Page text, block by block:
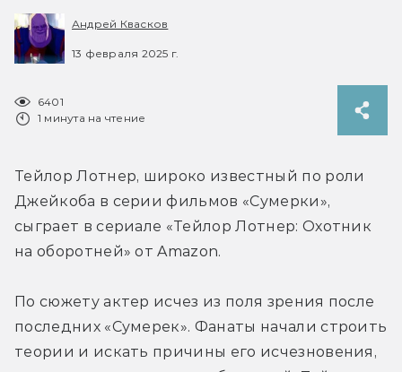
Андрей Квасков
13 февраля 2025 г.
6401
1 минута на чтение
Тейлор Лотнер, широко известный по роли
Джейкоба в серии фильмов «Сумерки»,
сыграет в сериале «Тейлор Лотнер: Охотник
на оборотней» от Amazon.
По сюжету актер исчез из поля зрения после
последних «Сумерек». Фанаты начали строить
теории и искать причины его исчезновения,